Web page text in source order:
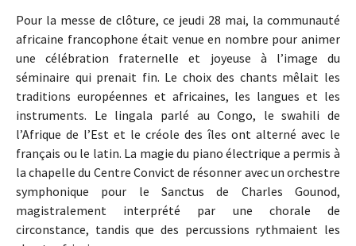
Pour la messe de clôture, ce jeudi 28 mai, la communauté
africaine francophone était venue en nombre pour animer
une célébration fraternelle et joyeuse à l’image du
séminaire qui prenait fin. Le choix des chants mêlait les
traditions européennes et africaines, les langues et les
instruments. Le lingala parlé au Congo, le swahili de
l’Afrique de l’Est et le créole des îles ont alterné avec le
français ou le latin. La magie du piano électrique a permis à
la chapelle du Centre Convict de résonner avec un orchestre
symphonique pour le Sanctus de Charles Gounod,
magistralement interprété par une chorale de
circonstance, tandis que des percussions rythmaient les